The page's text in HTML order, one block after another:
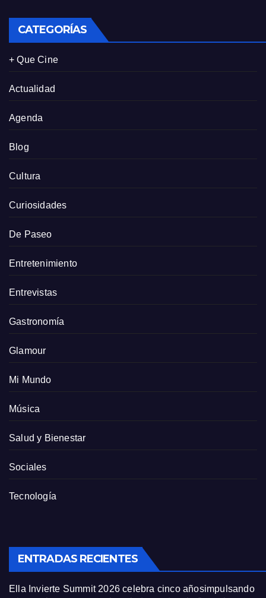
CATEGORÍAS
+ Que Cine
Actualidad
Agenda
Blog
Cultura
Curiosidades
De Paseo
Entretenimiento
Entrevistas
Gastronomía
Glamour
Mi Mundo
Música
Salud y Bienestar
Sociales
Tecnología
ENTRADAS RECIENTES
Ella Invierte Summit 2026 celebra cinco añosimpulsando